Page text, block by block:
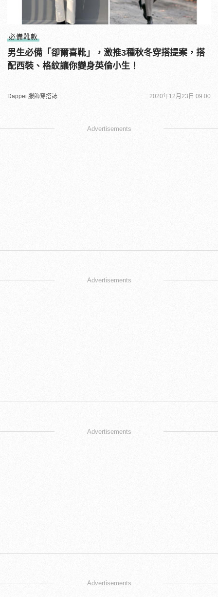
必備靴款
男生必備「卻爾喜靴」，激推3種秋冬穿搭提案，搭
配西裝、格紋讓你變身英倫小生！
Dappei 服飾穿搭誌 2020年12月23日 09:00
Advertisements
Advertisements
Advertisements
Advertisements